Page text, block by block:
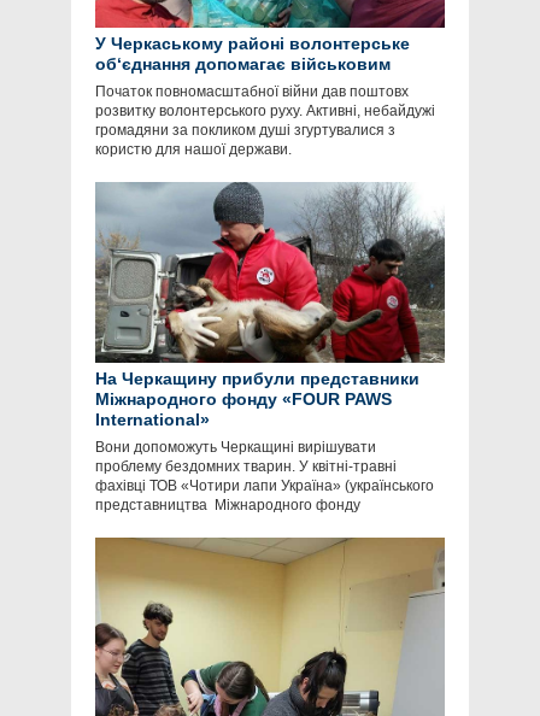
У Черкаському районі волонтерське
об‘єднання допомагає військовим
Початок повномасштабної війни дав поштовх
розвитку волонтерського руху. Активні, небайдужі
громадяни за покликом душі згуртувалися з
користю для нашої держави.
На Черкащину прибули представники
Міжнародного фонду «FOUR PAWS
International»
Вони допоможуть Черкащині вирішувати
проблему бездомних тварин. У квітні-травні
фахівці ТОВ «Чотири лапи Україна» (українського
представництва Міжнародного фонду